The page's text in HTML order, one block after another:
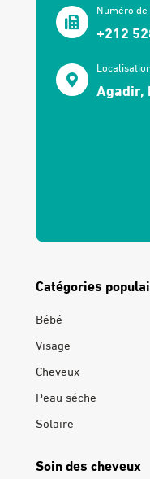
Numéro
+212
Localisation
Agadir,
Catégories
Bébé
Visage
Cheveux
Peau séche
Solaire
Soin des cheveux